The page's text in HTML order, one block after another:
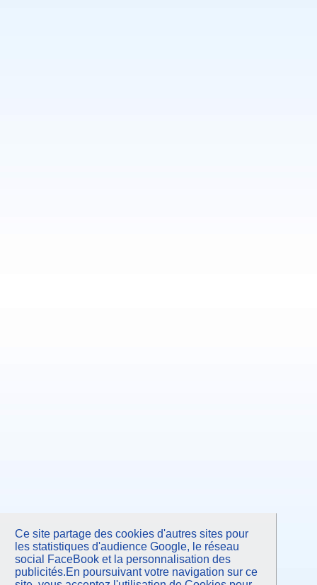
Ce site partage des cookies d'autres sites pour
les statistiques d'audience Google, le réseau
social FaceBook et la personnalisation des
publicités.En poursuivant votre navigation sur ce